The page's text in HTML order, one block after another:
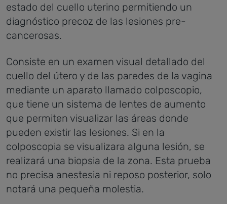
estado del cuello uterino permitiendo un
diagnóstico precoz de las lesiones pre-
cancerosas.
Consiste en un examen visual detallado del
cuello del útero y de las paredes de la vagina
mediante un aparato llamado colposcopio,
que tiene un sistema de lentes de aumento
que permiten visualizar las áreas donde
pueden existir las lesiones. Si en la
colposcopia se visualizara alguna lesión, se
realizará una biopsia de la zona. Esta prueba
no precisa anestesia ni reposo posterior, solo
notará una pequeña molestia.